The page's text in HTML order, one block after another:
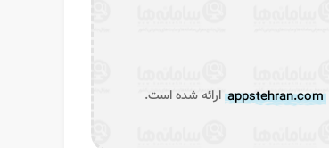
appstehran.comارائه شده است.